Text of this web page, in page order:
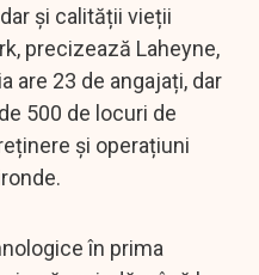
și calității vieții
precizează Laheyne,
are 23 de angajați, dar
500 de locuri de
și operațiuni
în prima